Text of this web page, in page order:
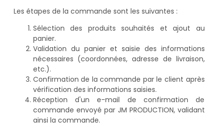
Les étapes de la commande sont les suivantes :
Sélection des produits souhaités et ajout au
panier.
Validation du panier et saisie des informations
nécessaires (coordonnées, adresse de livraison,
etc.).
Confirmation de la commande par le client après
vérification des informations saisies.
Réception d'un e-mail de confirmation de
commande envoyé par JM PRODUCTION, validant
ainsi la commande.